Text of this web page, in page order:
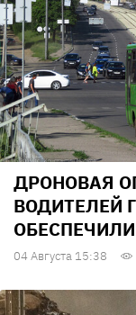
ДРОНОВАЯ
ВОДИТЕЛЕЙ
04 Августа 15:38